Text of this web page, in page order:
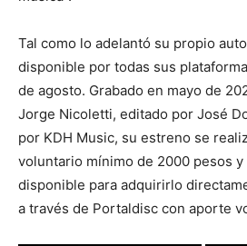
Tal como lo adelantó su propio
disponible por todas sus
de agosto. Grabado en mayo de
Jorge Nicoletti, editado por José
por KDH Music, su estreno se
voluntario mínimo de 2000 pesos
disponible para adquirirlo
a través de Portaldisc con aporte